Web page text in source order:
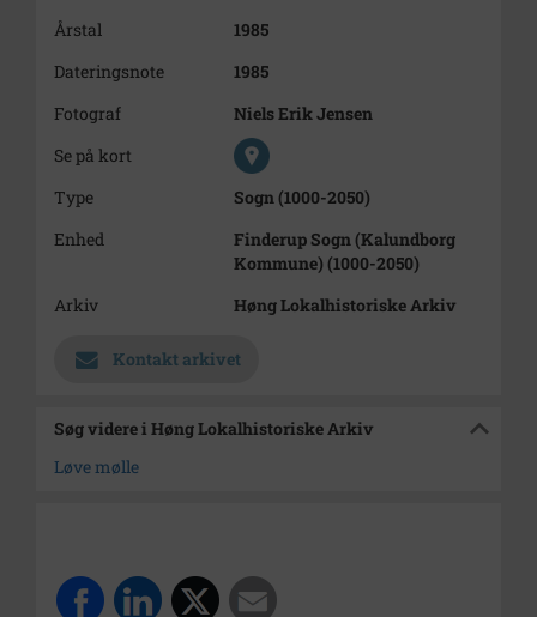
Årstal
1985
Dateringsnote
1985
Fotograf
Niels Erik Jensen
Se på kort
Type
Sogn (1000-2050)
Enhed
Finderup Sogn (Kalundborg
Kommune) (1000-2050)
Arkiv
Høng Lokalhistoriske Arkiv
Kontakt arkivet
Søg videre i Høng Lokalhistoriske Arkiv
Løve mølle